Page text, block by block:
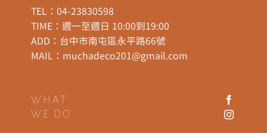
TEL：04-23830598
TIME：週一至週日 10:00到19:00
ADD： 台中市南屯區永平路66號
MAIL： muchadeco201@gmail.com
WHAT
WE DO